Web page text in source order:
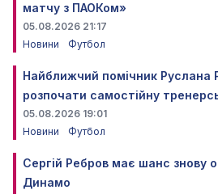
матчу з ПАОКом»
05.08.2026 21:17
Новини
Футбол
Найближчий помічник Руслана
розпочати самостійну
05.08.2026 19:01
Новини
Футбол
Сергій Ребров має шанс знову
Динамо